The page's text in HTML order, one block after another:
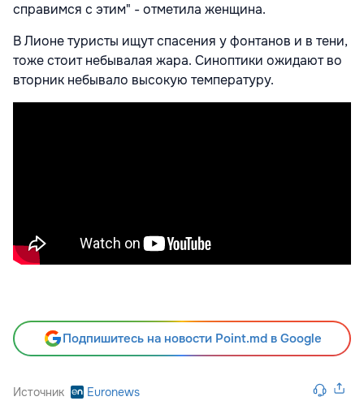
справимся с этим" - отметила женщина.
В Лионе туристы ищут спасения у фонтанов и в тени,
тоже стоит небывалая жара. Синоптики ожидают во
вторник небывало высокую температуру.
Подпишитесь на новости Point.md в Google
Источник Euronews